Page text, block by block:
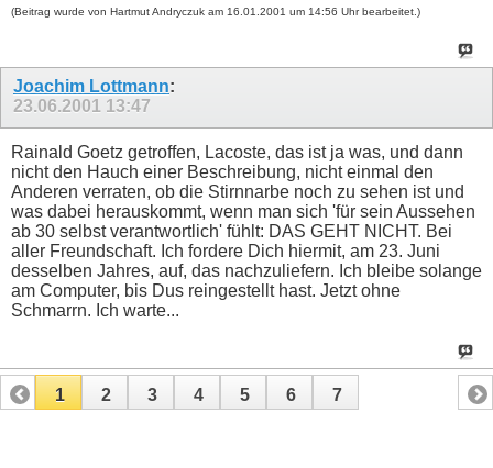
(Beitrag wurde von Hartmut Andryczuk am 16.01.2001 um 14:56 Uhr bearbeitet.)
Joachim Lottmann:
23.06.2001 13:47
Rainald Goetz getroffen, Lacoste, das ist ja was, und dann
nicht den Hauch einer Beschreibung, nicht einmal den
Anderen verraten, ob die Stirnnarbe noch zu sehen ist und
was dabei herauskommt, wenn man sich 'für sein Aussehen
ab 30 selbst verantwortlich' fühlt: DAS GEHT NICHT. Bei
aller Freundschaft. Ich fordere Dich hiermit, am 23. Juni
desselben Jahres, auf, das nachzuliefern. Ich bleibe solange
am Computer, bis Dus reingestellt hast. Jetzt ohne
Schmarrn. Ich warte...
1 2 3 4 5 6 7